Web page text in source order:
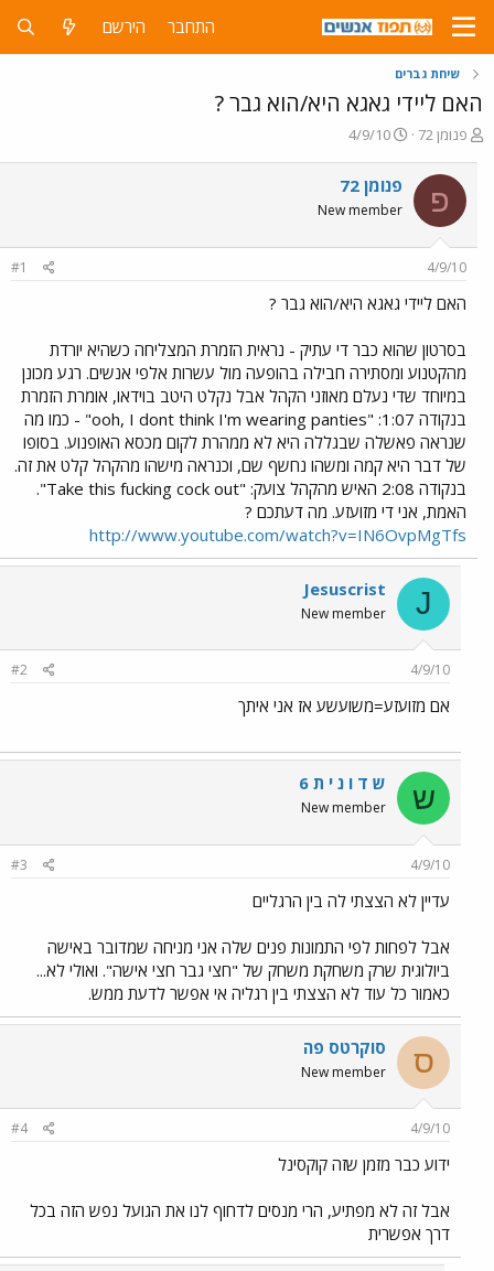
התחבר הירשם
שיחת גברים
האם ליידי גאגא היא/הוא גבר ?
פ
ח
ה
ו
ש
פנומן 72
פ
ס
ם
ת
י
4/9/10
פ פנומן 72
New member
4/9/10
#1
האם ליידי גאגא היא/הוא גבר ?
בסרטון שהוא כבר די עתיק - נראית הזמרת המצליחה כשהיא יורדת
מהקטנוע ומסתירה חבילה בהופעה מול עשרות אלפי אנשים. רגע מכונן
במיוחד שדי נעלם מאוזני הקהל אבל נקלט היטב בוידאו, אומרת הזמרת
בנקודה 1:07: "ooh, I dont think I'm wearing panties" - כמו מה
שנראה פאשלה שבגללה היא לא ממהרת לקום מכסא האופנוע. בסופו
של דבר היא קמה ומשהו נחשף שם, וכנראה מישהו מהקהל קלט את זה.
בנקודה 2:08 האיש מהקהל צועק: "Take this fucking cock out".
האמת, אני די מזועזע. מה דעתכם ?
http://www.youtube.com/watch?v=IN6OvpMgTfs
J
Jesuscrist
New member
4/9/10
#2
אם מזועזע=משועשע אז אני איתך
ש ש ד ו נ י ת 6
New member
4/9/10
#3
עדיין לא הצצתי לה בין הרגליים
אבל לפחות לפי התמונות פנים שלה אני מניחה שמדובר באישה
ביולוגית שרק משחקת משחק של "חצי גבר חצי אישה". ואולי לא...
כאמור כל עוד לא הצצתי בין רגליה אי אפשר לדעת ממש.
ס סוקרטס פה
New member
4/9/10
#4
ידוע כבר מזמן שזה קוקסינל
אבל זה לא מפתיע, הרי מנסים לדחוף לנו את הגועל נפש הזה בכל
דרך אפשרית